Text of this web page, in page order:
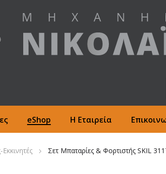
eShop Η Εταιρεία
Σετ Μπαταρίες & Φορτιστής SKIL